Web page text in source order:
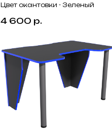
Цвет окантовки - Зеленый
4 600 р.